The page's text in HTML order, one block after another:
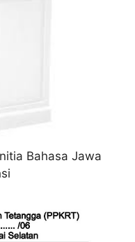
Bahasa Jawa